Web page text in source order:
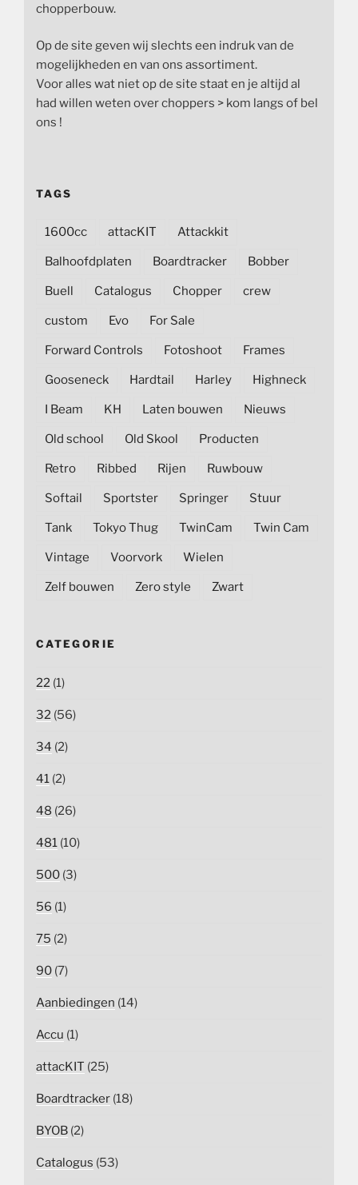
chopperbouw.
Op de site geven wij slechts een indruk van de
mogelijkheden en van ons assortiment.
Voor alles wat niet op de site staat en je altijd al
had willen weten over choppers > kom langs of bel
ons !
TAGS
1600cc attacKIT Attackkit
Balhoofdplaten Boardtracker Bobber
Buell Catalogus Chopper crew
custom Evo For Sale
Forward Controls Fotoshoot Frames
Gooseneck Hardtail Harley Highneck
I Beam KH Laten bouwen Nieuws
Old school Old Skool Producten
Retro Ribbed Rijen Ruwbouw
Softail Sportster Springer Stuur
Tank Tokyo Thug TwinCam Twin Cam
Vintage Voorvork Wielen
Zelf bouwen Zero style Zwart
CATEGORIE
22 (1)
32 (56)
34 (2)
41 (2)
48 (26)
481 (10)
500 (3)
56 (1)
75 (2)
90 (7)
Aanbiedingen (14)
Accu (1)
attacKIT (25)
Boardtracker (18)
BYOB (2)
Catalogus (53)